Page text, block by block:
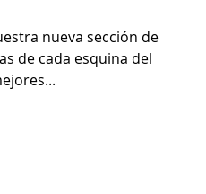
nueva sección de
de cada esquina del